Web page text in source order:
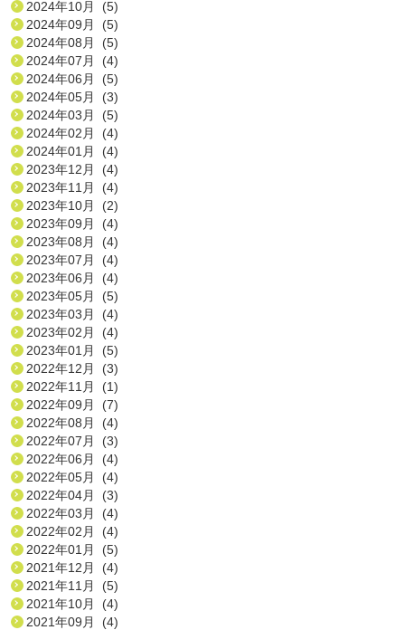
2024年10月 (5)
2024年09月 (5)
2024年08月 (5)
2024年07月 (4)
2024年06月 (5)
2024年05月 (3)
2024年03月 (5)
2024年02月 (4)
2024年01月 (4)
2023年12月 (4)
2023年11月 (4)
2023年10月 (2)
2023年09月 (4)
2023年08月 (4)
2023年07月 (4)
2023年06月 (4)
2023年05月 (5)
2023年03月 (4)
2023年02月 (4)
2023年01月 (5)
2022年12月 (3)
2022年11月 (1)
2022年09月 (7)
2022年08月 (4)
2022年07月 (3)
2022年06月 (4)
2022年05月 (4)
2022年04月 (3)
2022年03月 (4)
2022年02月 (4)
2022年01月 (5)
2021年12月 (4)
2021年11月 (5)
2021年10月 (4)
2021年09月 (4)